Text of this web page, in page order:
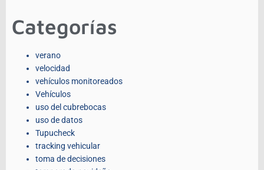
Categorías
verano
velocidad
vehículos monitoreados
Vehículos
uso del cubrebocas
uso de datos
Tupucheck
tracking vehicular
toma de decisiones